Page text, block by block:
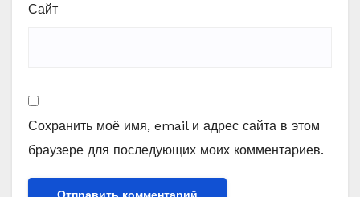
Сайт
Сохранить моё имя, email и адрес сайта в этом
браузере для последующих моих комментариев.